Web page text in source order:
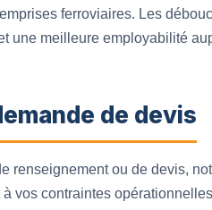
ferroviaires. Les
une meilleure employabilité
de devis
renseignement ou de devis,
vos contraintes